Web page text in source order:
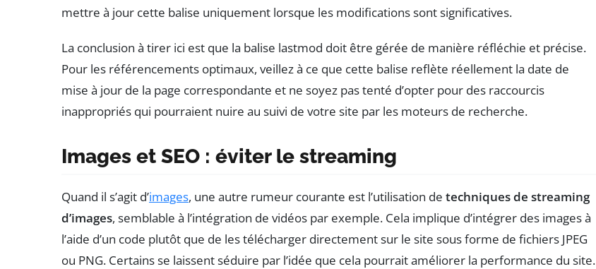
mettre à jour cette balise uniquement lorsque les modifications sont significatives.
La conclusion à tirer ici est que la balise lastmod doit être gérée de manière réfléchie et précise.
Pour les référencements optimaux, veillez à ce que cette balise reflète réellement la date de
mise à jour de la page correspondante et ne soyez pas tenté d’opter pour des raccourcis
inappropriés qui pourraient nuire au suivi de votre site par les moteurs de recherche.
Images et SEO : éviter le streaming
Quand il s’agit d’images, une autre rumeur courante est l’utilisation de techniques de streaming
d’images, semblable à l’intégration de vidéos par exemple. Cela implique d’intégrer des images à
l’aide d’un code plutôt que de les télécharger directement sur le site sous forme de fichiers JPEG
ou PNG. Certains se laissent séduire par l’idée que cela pourrait améliorer la performance du site.